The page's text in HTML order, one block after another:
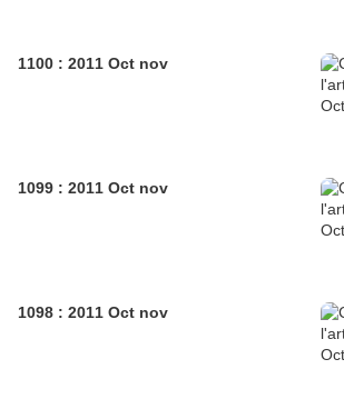
1100 : 2011 Oct nov
1099 : 2011 Oct nov
1098 : 2011 Oct nov